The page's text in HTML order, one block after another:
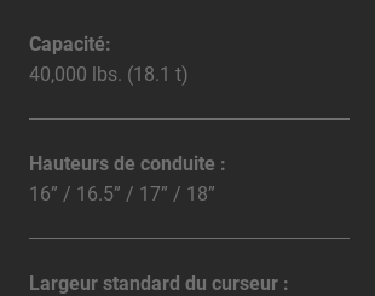
Capacité:
40,000 lbs. (18.1 t)
Hauteurs de conduite :
16” / 16.5” / 17” / 18”
Largeur standard du curseur :